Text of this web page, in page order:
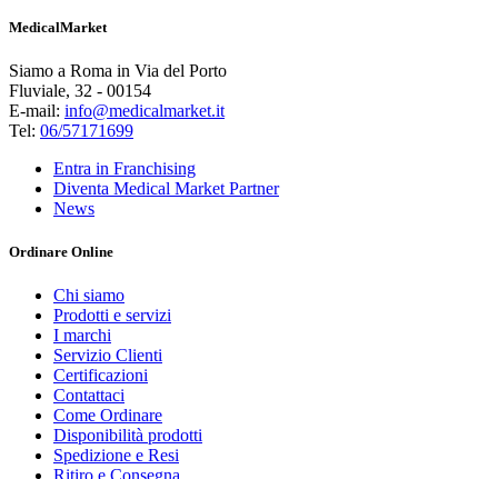
MedicalMarket
Siamo a Roma in Via del Porto
Fluviale, 32 - 00154
E-mail: info@medicalmarket.it
Tel: 06/57171699
Entra in Franchising
Diventa Medical Market Partner
News
Ordinare Online
Chi siamo
Prodotti e servizi
I marchi
Servizio Clienti
Certificazioni
Contattaci
Come Ordinare
Disponibilità prodotti
Spedizione e Resi
Ritiro e Consegna